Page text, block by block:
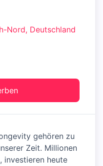
Nord, Deutschland
gehören zu
Zeit. Millionen
investieren heute